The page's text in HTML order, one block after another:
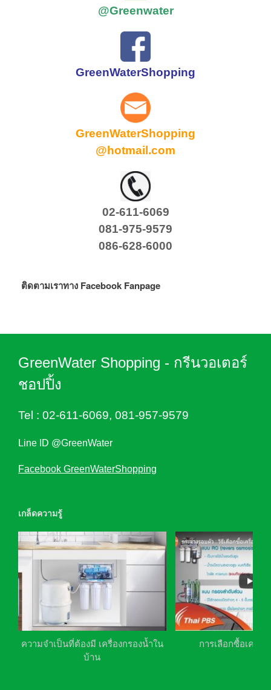
@Greenwater
GreenWaterShopping
GreenWaterShopping
@hotmail.com
02-611-6069
081-975-9579
086-628-6000
ติดตามเราทาง Facebook Fanpage
GreenWater Shopping - กรีนวอเตอร์
ชอปปิ้ง
Tel : 02-611-6069, 081-957-9579
Line ID @GreenWater
Facebook GreenWaterShopping
เกล็ดความรู้
ความจำเป็นที่ต้องมี เครื่องกรองน้ำใน
บ้าน
การเลือกซื้อเครื่อ